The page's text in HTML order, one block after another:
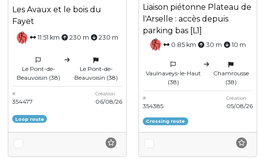
Les Avaux et le bois du
Fayet
11.51 km 230 m 230 m
Le Pont-de-
Beauvoisin (38)
Le Pont-de-
Beauvoisin (38)
#
354477
Création
06/08/26
Loop route
Liaison piétonne Plateau de
l'Arselle : accès depuis
parking bas [L1]
0.85 km 30 m 10 m
Vaulnaveys-le-Haut
(38)
Chamrousse
(38)
#
354385
Création
05/08/26
Crossing route